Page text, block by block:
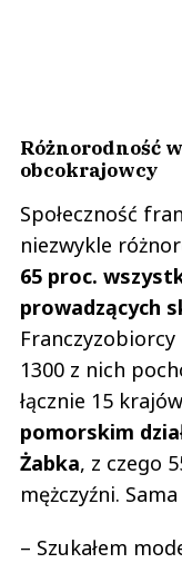
Różnorodność
obcokrajowcy
Społeczność
niezwykle
65 proc.
prowadzących
1300 z nich
łącznie 15
pomorskim
Żabka, z czego
mężczyźni.
– Szukałem